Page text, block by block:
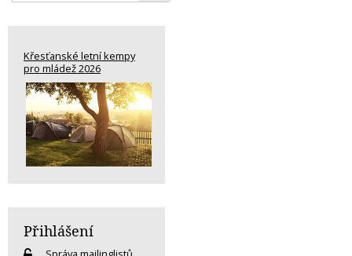
Křesťanské letní kempy
pro mládež 2026
Přihlášení